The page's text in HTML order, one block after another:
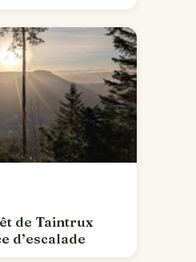
de Taintrux
d’escalade